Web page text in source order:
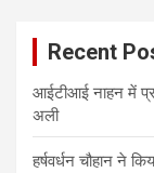
Recent
आईटीआई नाहन में
अली
हर्षवर्धन चौहान ने